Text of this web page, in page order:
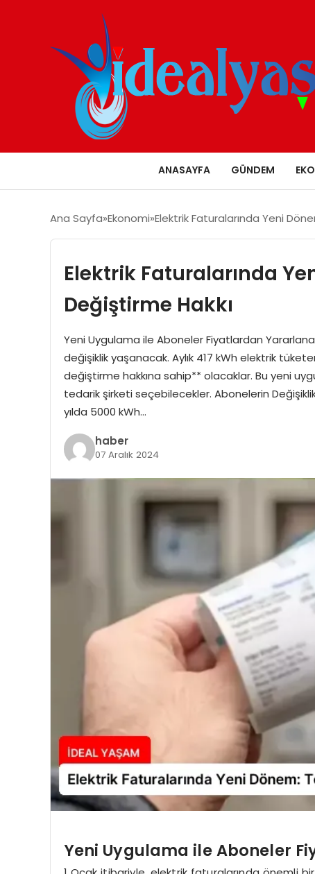
ANASAYFA GÜNDEM
Ana Sayfa Ekonomi Elektrik Faturalarında Yeni
Elektrik Faturalarında
Değiştirme Hakkı
Yeni Uygulama ile Aboneler Fiyatlardan
değişiklik yaşanacak. Aylık 417 kWh elektrik
değiştirme hakkına sahip** olacaklar. Bu yeni
tedarik şirketi seçebilecekler. Abonelerin
yılda 5000 kWh…
haber
07 Aralık 2024
Yeni Uygulama ile Aboneler